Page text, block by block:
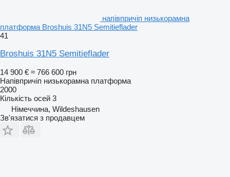
напівпричіп низькорамна
платформа Broshuis 31N5 Semitieflader
41
Broshuis 31N5 Semitieflader
14 900 € ≈ 766 600 грн
Напівпричіп низькорамна платформа
2000
Кількість осей 3
Німеччина, Wildeshausen
Зв'язатися з продавцем